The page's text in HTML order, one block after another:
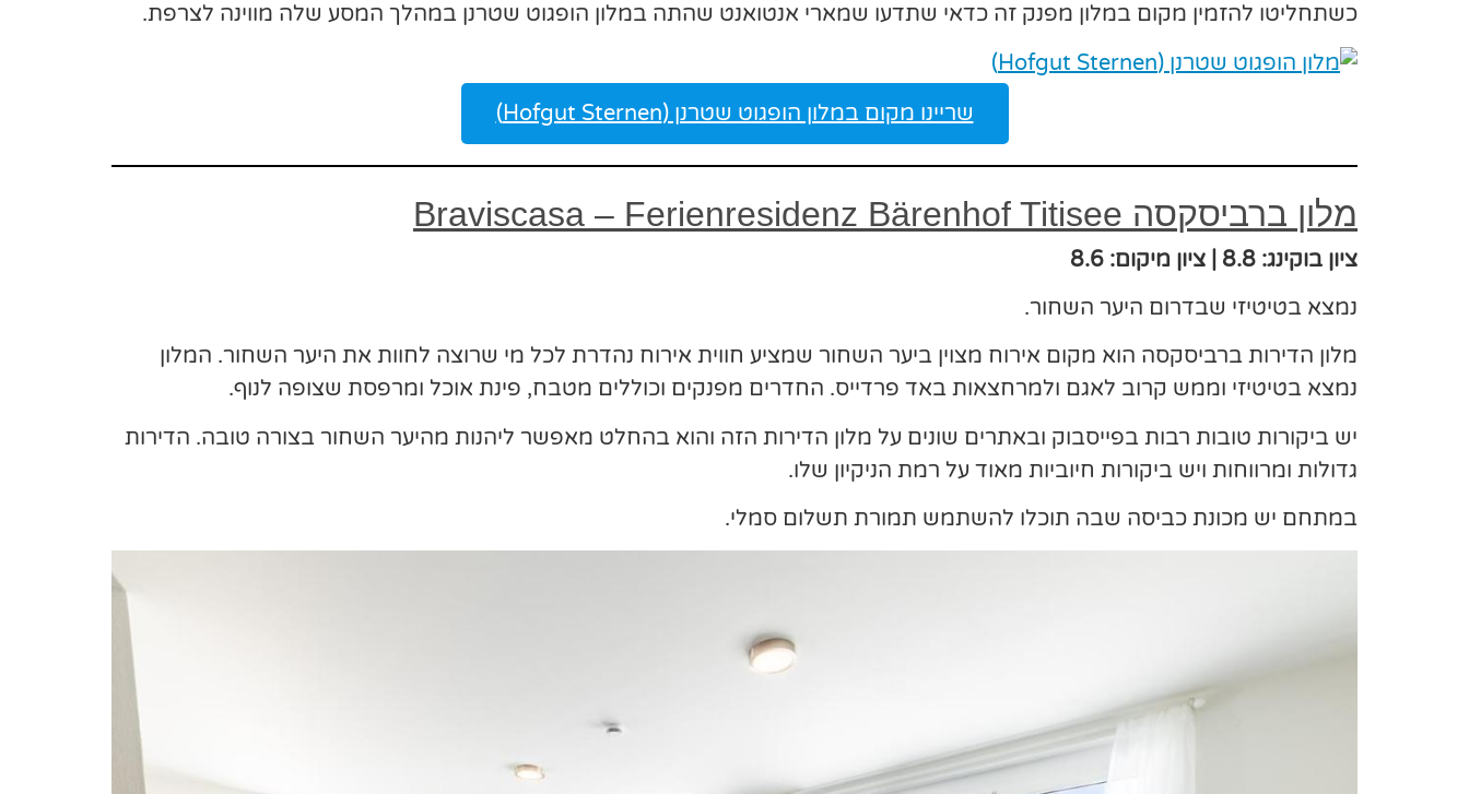
כשתחליטו להזמין מקום במלון מפנק זה כדאי שתדעו שמארי אנטואנט שהתה במלון הופגוט שטרנן במהלך המסע שלה מווינה לצרפת.
שריינו מקום במלון הופגוט שטרנן (Hofgut Sternen)
מלון ברביסקסה Braviscasa – Ferienresidenz Bärenhof Titisee
ציון בוקינג: 8.8 | ציון מיקום: 8.6
נמצא בטיטיזי שבדרום היער השחור.
מלון הדירות ברביסקסה הוא מקום אירוח מצוין ביער השחור שמציע חווית אירוח נהדרת לכל מי שרוצה לחוות את היער השחור. המלון
נמצא בטיטיזי וממש קרוב לאגם ולמרחצאות באד פרדייס. החדרים מפנקים וכוללים מטבח, פינת אוכל ומרפסת שצופה לנוף.
יש ביקורות טובות רבות בפייסבוק ובאתרים שונים על מלון הדירות הזה והוא בהחלט מאפשר ליהנות מהיער השחור בצורה טובה. הדירות
גדולות ומרווחות ויש ביקורות חיוביות מאוד על רמת הניקיון שלו.
במתחם יש מכונת כביסה שבה תוכלו להשתמש תמורת תשלום סמלי.